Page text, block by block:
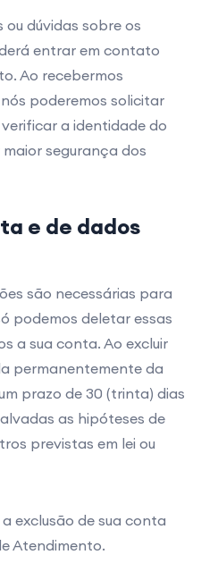
ou dúvidas sobre os
entrar em contato
Ao recebermos
poderemos solicitar
a identidade do
segurança dos
e de dados
são necessárias para
podemos deletar essas
a sua conta. Ao excluir
permanentemente da
prazo de 30 (trinta) dias
as hipóteses de
previstas em lei ou
exclusão de sua conta
Atendimento.